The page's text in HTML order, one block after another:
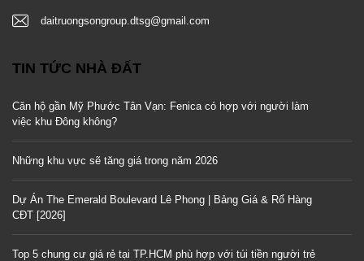
daitruongsongroup.dtsg@gmail.com
TIN TỨC NHÀ ĐẤT
Căn hộ gần Mỹ Phước Tân Vạn: Fenica có hợp với người làm
việc khu Đông không?
Những khu vực sẽ tăng giá trong năm 2026
Dự Án The Emerald Boulevard Lê Phong | Bảng Giá & Rổ Hàng
CĐT [2026]
Top 5 chung cư giá rẻ tại TP.HCM phù hợp với túi tiền người trẻ